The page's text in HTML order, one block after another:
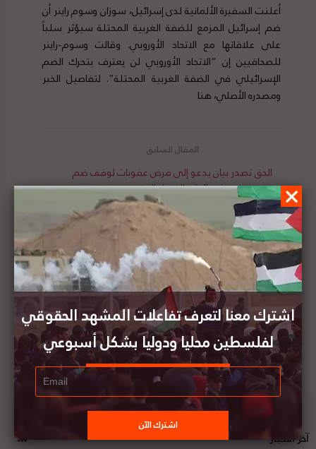
أعلنت السفيرة الألمانية لدى إسرائيل، سوزان وسوم راينر أن
ضم إسرائيل المزمع للضفة الغربية المحتلة سيؤثر سلباً
على علاقاتها مع الاتحاد الأوروبي. وقالت وسوم-راينر
للصحافيين إن “الاتحاد الأوروبي لن يعترف بتحرك الضم
الإسرائيلي في الضفة الغربية المحتلة”. لتفاصيل الخبر
ومصدره الأصلي، هنا
الحق تصدر بيان يدعو إلى فرض عقوبات لوقف ضم
إسرائيل والفصل العنصري
عريقات: منظمة التحرير الفلسطينية لا تقبل إلغاء
مبادرة السلام العربية
آخر الأخبار
اشترك معنا لتعرف تفاعلات المشهد الحقوقي
لفلسطين محليا ودوليا بشكل أسبوعي